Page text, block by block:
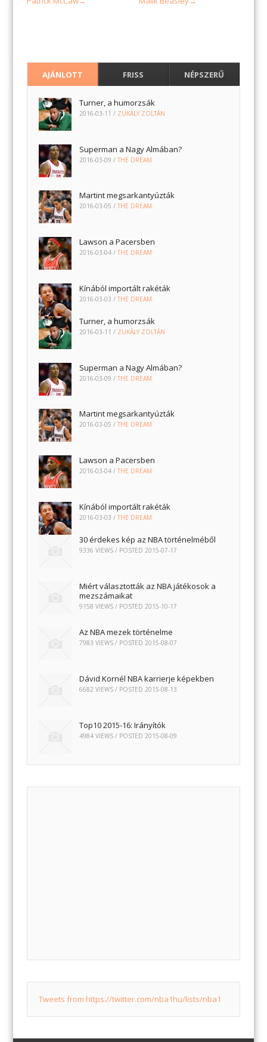
AJÁNLOTT FRISS NÉPSZERŰ
Turner, a humorzsák
2016-03-11 / ZUKÁLY ZOLTÁN
Superman a Nagy Almában?
2016-03-09 /THE DREAM
Martint megsarkantyúzták
2016-03-05 /THE DREAM
Lawson a Pacersben
2016-03-04 /THE DREAM
Kínából importált rakéták
2016-03-03 /THE DREAM
Turner, a humorzsák
2016-03-11 / ZUKÁLY ZOLTÁN
Superman a Nagy Almában?
2016-03-09 /THE DREAM
Martint megsarkantyúzták
2016-03-05 /THE DREAM
Lawson a Pacersben
2016-03-04 /THE DREAM
Kínából importált rakéták
2016-03-03 /THE DREAM
30 érdekes kép az NBA történelméből
9336 VIEWS / POSTED 2015-07-17
Miért választották az NBA játékosok a
mezszámaikat
9158 VIEWS / POSTED 2015-10-17
Az NBA mezek történelme
7983 VIEWS / POSTED2015-08-07
Dávid Kornél NBA karrierje képekben
6682 VIEWS / POSTED2015-08-13
Top10 2015-16: Irányítók
4984 VIEWS / POSTED 2015-08-09
Tweets from https://twitter.com/nba1hu/lists/nba1